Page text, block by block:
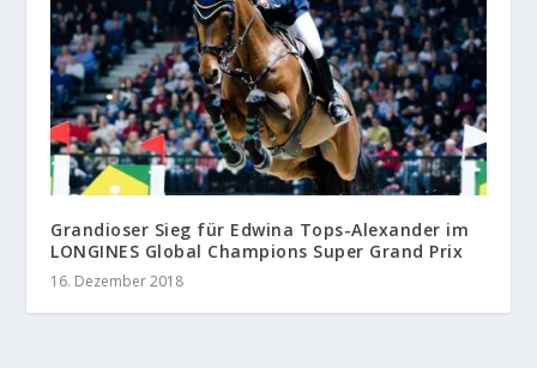
Grandioser Sieg für Edwina Tops-Alexander im
LONGINES Global Champions Super Grand Prix
16. Dezember 2018